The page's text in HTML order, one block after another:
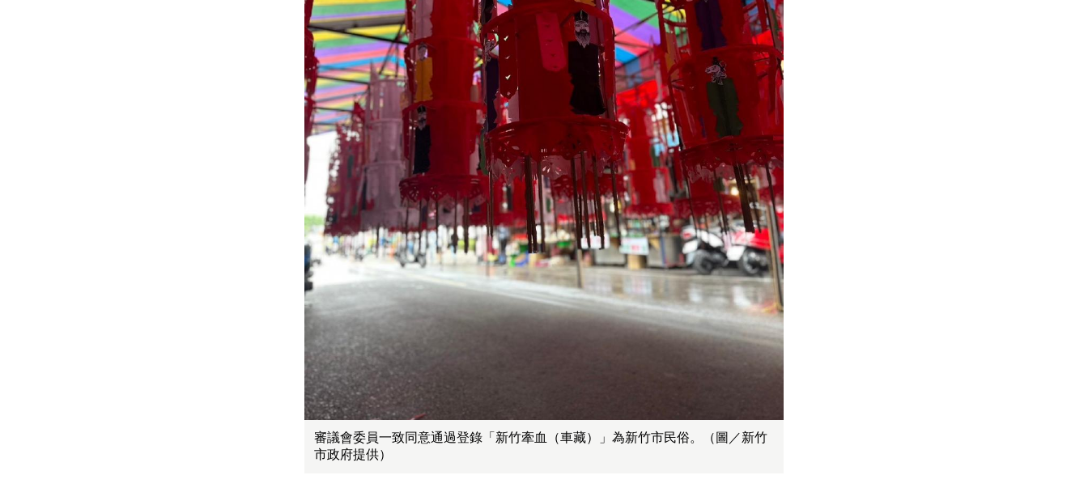
審議會委員一致同意通過登錄「新竹牽血（車藏）」為新竹市民俗。（圖／新竹
市政府提供）